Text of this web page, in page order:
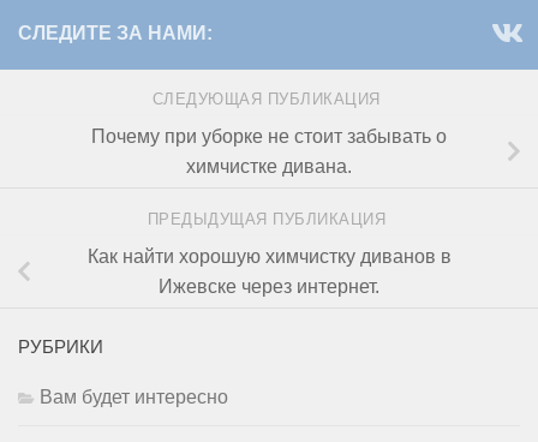
СЛЕДИТЕ ЗА НАМИ:
СЛЕДУЮЩАЯ ПУБЛИКАЦИЯ
Почему при уборке не стоит забывать о
химчистке дивана.
ПРЕДЫДУЩАЯ ПУБЛИКАЦИЯ
Как найти хорошую химчистку диванов в
Ижевске через интернет.
РУБРИКИ
Вам будет интересно